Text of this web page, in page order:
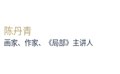
陈丹青
画家、作家、《局部》主讲人